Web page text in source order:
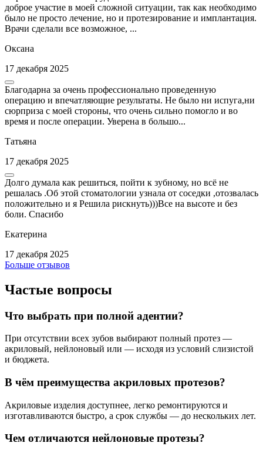
доброе участие в моей сложной ситуации, так как необходимо
было не просто лечение, но и протезирование и имплантация.
Врачи сделали все возможное, ...
Оксана
17 декабря 2025
Благодарна за очень профессионально проведенную
операцию и впечатляющие результаты. Не было ни испуга,ни
сюрприза с моей стороны, что очень сильно помогло и во
время и после операции. Уверена в большо...
Татьяна
17 декабря 2025
Долго думала как решиться, пойти к зубному, но всё не
решалась .Об этой стоматологии узнала от соседки ,отозвалась
положительно и я Решила рискнуть)))Все на высоте и без
боли. Спасибо
Екатерина
17 декабря 2025
Больше отзывов
Частые вопросы
Что выбрать при полной адентии?
При отсутствии всех зубов выбирают полный протез —
акриловый, нейлоновый или — исходя из условий слизистой
и бюджета.
В чём преимущества акриловых протезов?
Акриловые изделия доступнее, легко ремонтируются и
изготавливаются быстро, а срок службы — до нескольких лет.
Чем отличаются нейлоновые протезы?